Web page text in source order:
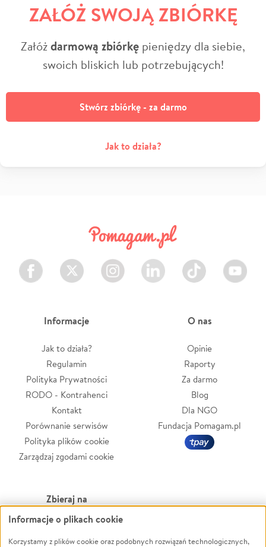
ZAŁÓŻ SWOJĄ ZBIÓRKĘ
Załóżdarmową zbiórkę pieniędzy dla siebie,
swoich bliskich lub potrzebujących!
Stwórz zbiórkę - za darmo
Jak to działa?
Facebook Twitter Instagram LinkedIn TikTok Youtube
Informacje
Jak to działa?
Regulamin
Polityka Prywatności
RODO - Kontrahenci
Kontakt
Porównanie serwisów
Polityka plików cookie
Zarządzaj zgodami cookie
O nas
Opinie
Raporty
Za darmo
Blog
Dla NGO
Fundacja Pomagam.pl
Zbieraj na
Leczenie
Zwierzęta
Powódź
Informacje o plikach cookie
Korzystamy z plików cookie oraz podobnych rozwiązań technologicznych,